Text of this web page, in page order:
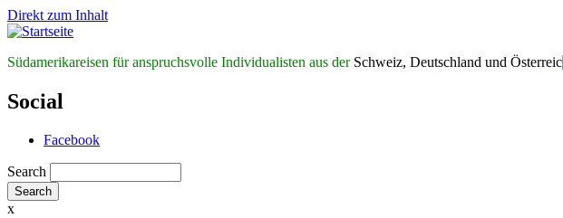
Direkt zum Inhalt
Südamerikareisen für anspruchsvolle Individualisten aus der Schweiz, Deutschland und Österreic
Social
Facebook
Search
x